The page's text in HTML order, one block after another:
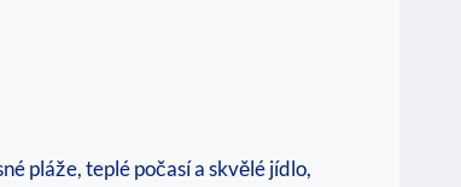
pláže, teplé počasí a skvělé jídlo,